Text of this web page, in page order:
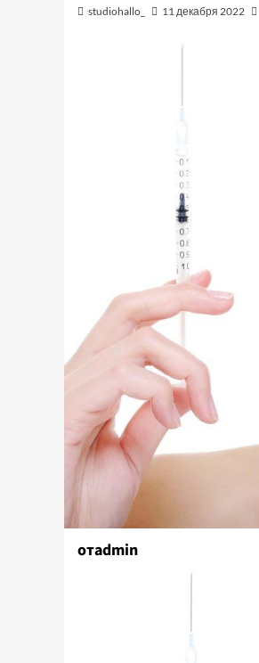
studiohallo_ 11 декабря 2022
отadmin